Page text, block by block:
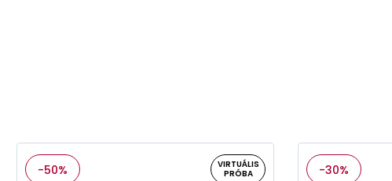
-50%
VIRTUÁLIS
PRÓBA
-30%